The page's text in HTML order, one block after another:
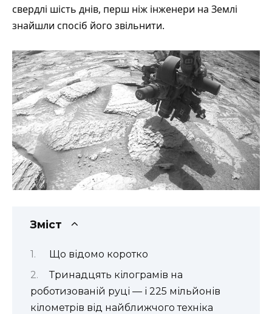
свердлі шість днів, перш ніж інженери на Землі
знайшли спосіб його звільнити.
Зміст
Що відомо коротко
Тринадцять кілограмів на
роботизованій руці — і 225 мільйонів
кілометрів від найближчого техніка